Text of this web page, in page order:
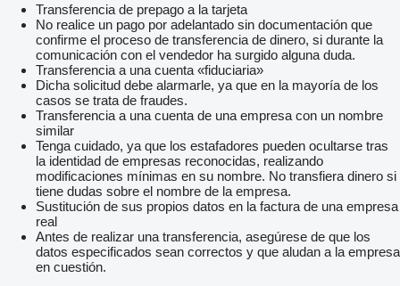
Transferencia de prepago a la tarjeta
No realice un pago por adelantado sin documentación que
confirme el proceso de transferencia de dinero, si durante la
comunicación con el vendedor ha surgido alguna duda.
Transferencia a una cuenta «fiduciaria»
Dicha solicitud debe alarmarle, ya que en la mayoría de los
casos se trata de fraudes.
Transferencia a una cuenta de una empresa con un nombre
similar
Tenga cuidado, ya que los estafadores pueden ocultarse tras
la identidad de empresas reconocidas, realizando
modificaciones mínimas en su nombre. No transfiera dinero si
tiene dudas sobre el nombre de la empresa.
Sustitución de sus propios datos en la factura de una empresa
real
Antes de realizar una transferencia, asegúrese de que los
datos especificados sean correctos y que aludan a la empresa
en cuestión.